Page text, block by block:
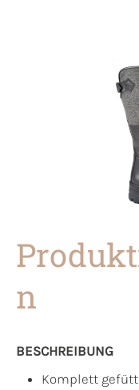
n
BESCHREIBUNG
Komplett